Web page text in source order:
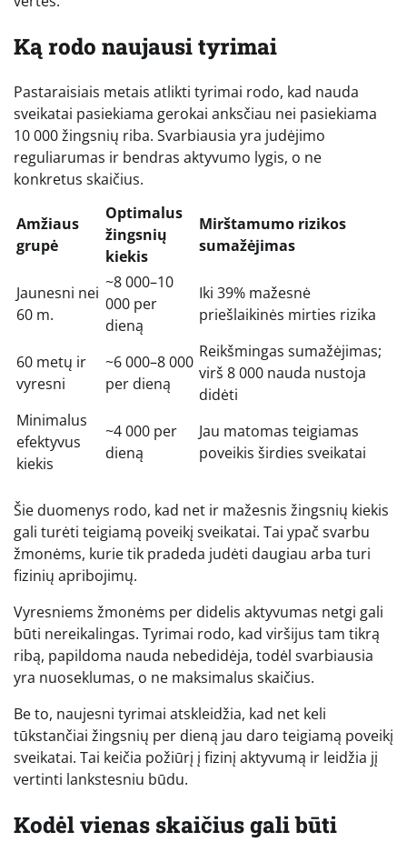
Ką rodo naujausi tyrimai
Pastaraisiais metais atlikti tyrimai rodo, kad nauda
sveikatai pasiekiama gerokai anksčiau nei pasiekiama
10 000 žingsnių riba. Svarbiausia yra judėjimo
reguliarumas ir bendras aktyvumo lygis, o ne
konkretus skaičius.
Amžiaus
grupė
Optimalus
žingsnių
kiekis
Mirštamumo rizikos
sumažėjimas
Jaunesni nei
60 m.
~8 000–10
000 per
dieną
Iki 39% mažesnė
priešlaikinės mirties rizika
60 metų ir
vyresni
~6 000–8 000
per dieną
Reikšmingas sumažėjimas;
virš 8 000 nauda nustoja
didėti
Minimalus
efektyvus
kiekis
~4 000 per
dieną
Jau matomas teigiamas
poveikis širdies sveikatai
Šie duomenys rodo, kad net ir mažesnis žingsnių kiekis
gali turėti teigiamą poveikį sveikatai. Tai ypač svarbu
žmonėms, kurie tik pradeda judėti daugiau arba turi
fizinių apribojimų.
Vyresniems žmonėms per didelis aktyvumas netgi gali
būti nereikalingas. Tyrimai rodo, kad viršijus tam tikrą
ribą, papildoma nauda nebedidėja, todėl svarbiausia
yra nuoseklumas, o ne maksimalus skaičius.
Be to, naujesni tyrimai atskleidžia, kad net keli
tūkstančiai žingsnių per dieną jau daro teigiamą poveikį
sveikatai. Tai keičia požiūrį į fizinį aktyvumą ir leidžia jį
vertinti lankstesniu būdu.
Kodėl vienas skaičius gali būti